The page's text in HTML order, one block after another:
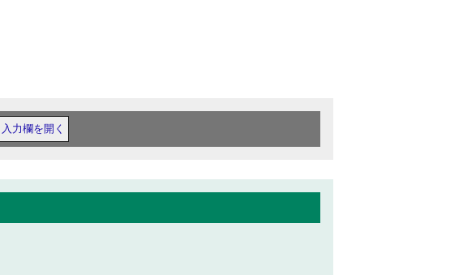
入力欄を開く